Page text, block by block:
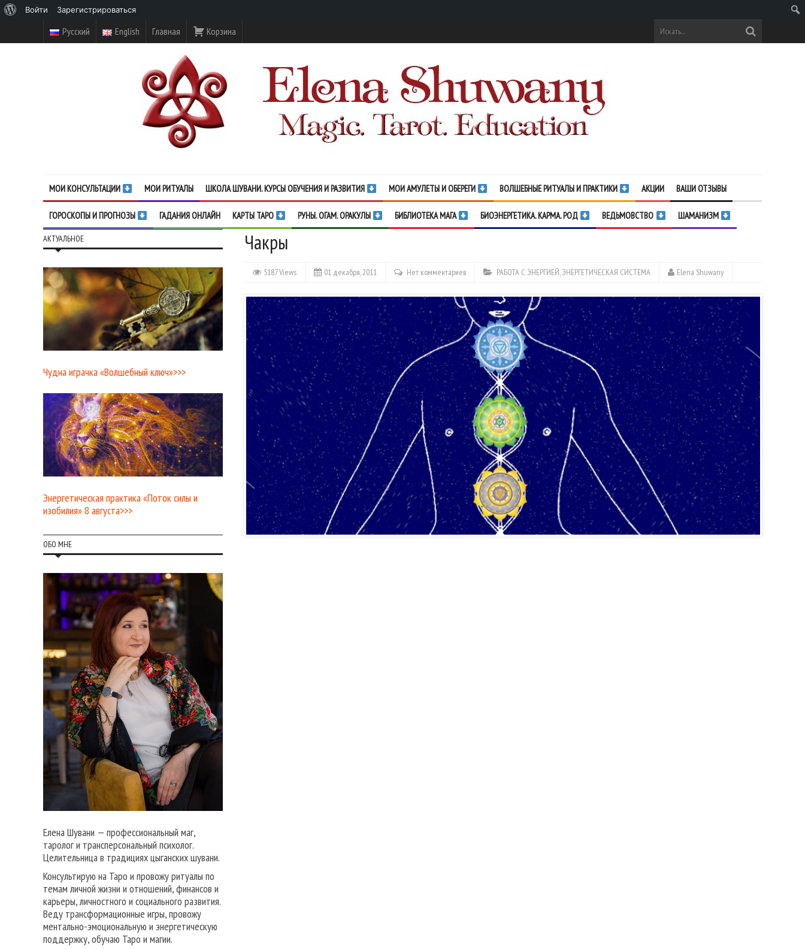
Русский English Главная Корзина
МОИ КОНСУЛЬТАЦИИ МОИ РИТУАЛЫ ШКОЛА ШУВАНИ. КУРСЫ ОБУЧЕНИЯ И РАЗВИТИЯ МОИ АМУЛЕТЫ И ОБЕРЕГИ ВОЛШЕБНЫЕ РИТУАЛЫ И ПРАКТИКИ АКЦИИ ВАШИ ОТЗЫВЫ
ГОРОСКОПЫ И ПРОГНОЗЫ ГАДАНИЯ ОНЛАЙН КАРТЫ ТАРО РУНЫ. ОГАМ. ОРАКУЛЫ БИБЛИОТЕКА МАГА БИОЭНЕРГЕТИКА. КАРМА. РОД ВЕДЬМОВСТВО ШАМАНИЗМ
Чакры
5187 Views 01 декабря, 2011 Нет комментариев РАБОТА С ЭНЕРГИЕЙ,ЭНЕРГЕТИЧЕСКАЯ СИСТЕМА Elena Shuwany
АКТУАЛЬНОЕ
Чудна играчка «Волшебный ключ»>>>
Энергетическая практика «Поток силы и
изобилия» 8 августа>>>
ОБО МНЕ
Елена Шувани — профессиональный маг,
таролог и трансперсональный психолог.
Целительница в традициях цыганских шувани.
Консультирую на Таро и провожу ритуалы по
темам личной жизни и отношений, финансов и
карьеры, личностного и социального развития.
Веду трансформационные игры, провожу
ментально-эмоциональную и энергетическую
поддержку, обучаю Таро и магии.
WordPress
Войти Зарегистрироваться